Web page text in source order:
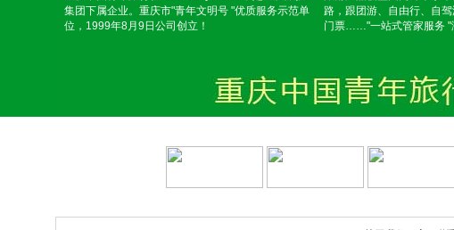
问
稻城亚丁旅游时有雨季吗?路况怎么样?
雨季主要集中在7、8月份，一到雨季路况非常糟糕，不可预见性特高，第
藏民同样具有和其他少数民族一样的天性，且全民兴教的原因，藏民都非
待，你可品尝“无穷尽”的青稞酒和酥油茶，感觉到真正的热情好客;经常会发
送些文具，比如：铅笔、本子、圆珠笔等比较好，稻城和沿途县城物资匮
答
其实在稻城带现金还是比较方便的，很少出现安全问题，强烈建议备足现
集团下属企业。重庆市"青年文明号 "优质服务示范单
位，1999年8月9日公司创立！
路，跟团游、自由行、自驾
门票……"一站式管家服务 "